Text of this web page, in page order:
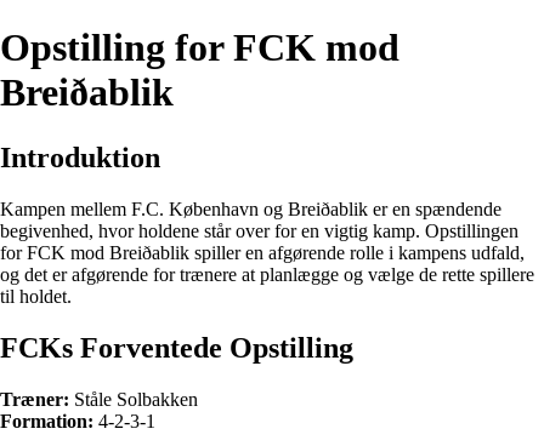
Opstilling for FCK mod
Breiðablik
Introduktion
Kampen mellem F.C. København og Breiðablik er en spændende
begivenhed, hvor holdene står over for en vigtig kamp. Opstillingen
for FCK mod Breiðablik spiller en afgørende rolle i kampens udfald,
og det er afgørende for trænere at planlægge og vælge de rette spillere
til holdet.
FCKs Forventede Opstilling
Træner: Ståle Solbakken
Formation: 4-2-3-1